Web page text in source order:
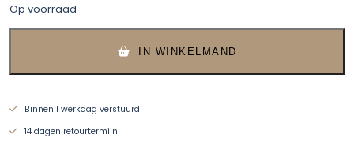
€69,99.
Op voorraad
IN WINKELMAND
Binnen 1 werkdag verstuurd
14 dagen retourtermijn